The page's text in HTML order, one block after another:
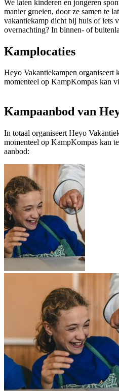
We laten kinderen en jongeren
manier groeien, door ze samen te
vakantiekamp dicht bij huis of iets
overnachting? In binnen- of
Kamplocaties
Heyo Vakantiekampen organiseert
momenteel op KampKompas kan
Kampaanbod van
In totaal organiseert Heyo
momenteel op KampKompas kan
aanbod: